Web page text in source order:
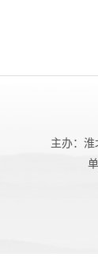
主办：